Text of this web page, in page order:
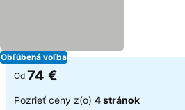
Obľúbená voľba
Od 74 €
Pozrieť ceny z(o) 4 stránok